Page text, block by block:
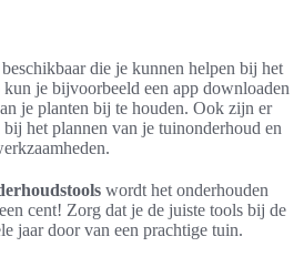
die je kunnen helpen bij het
je bijvoorbeeld een app downloaden
je planten bij te houden. Ook zijn er
het plannen van je tuinonderhoud en
wordt het onderhouden
cent! Zorg dat je de juiste tools bij de
jaar door van een prachtige tuin.